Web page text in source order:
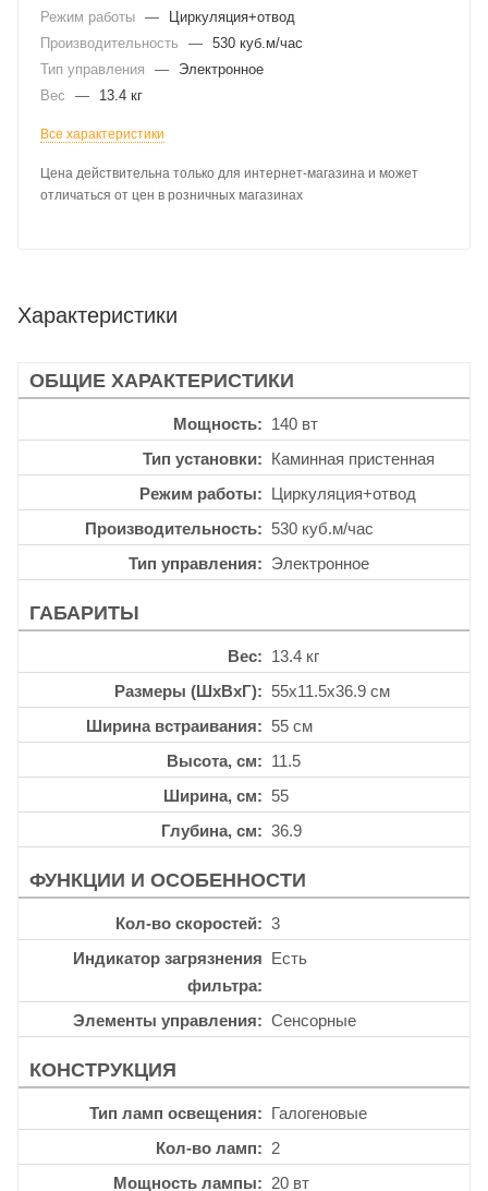
Режим работы —
Циркуляция+отвод
Производительность
— 530 куб.м/час
Тип управления
—
Электронное
Вес
— 13.4 кг
Все характеристики
Цена действительна только для интернет-магазина и может
отличаться от цен в розничных магазинах
Характеристики
ОБЩИЕ ХАРАКТЕРИСТИКИ
Мощность
140 вт
Тип установки
Каминная пристенная
Режим работы
Циркуляция+отвод
Производительность
530 куб.м/час
Тип управления
Электронное
ГАБАРИТЫ
Вес
13.4 кг
Размеры (ШхВхГ)
55x11.5x36.9 см
Ширина встраивания
55 см
Высота, см
11.5
Ширина, см
55
Глубина, см
36.9
ФУНКЦИИ И ОСОБЕННОСТИ
Кол-во скоростей
3
Индикатор загрязнения
фильтра
Есть
Элементы управления Сенсорные
КОНСТРУКЦИЯ
Тип ламп освещения
Галогеновые
Кол-во ламп
2
Мощность лампы
20 вт